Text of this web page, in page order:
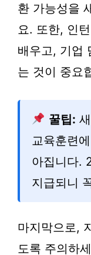
환 가능성을
요. 또한, 인
배우고, 기업
는 것이 중요
꿀팁:
교육훈련
아집니다.
지급되니
마지막으로,
도록 주의하